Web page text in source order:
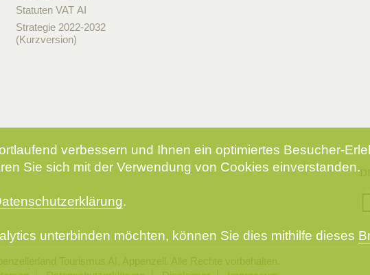
Statuten VAT AI
Strategie 2022-2032
(Kurzversion)
verbessern und Ihnen ein optimiertes Besucher-
Sie sich mit der Verwendung von Cookies einverstanden.
.
unterbinden möchten, können Sie dies mithilfe dieses